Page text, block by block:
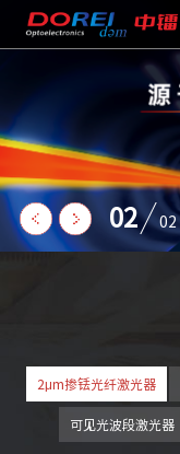
02 02
2μm掺铥光纤激光器
可见光波段激光器